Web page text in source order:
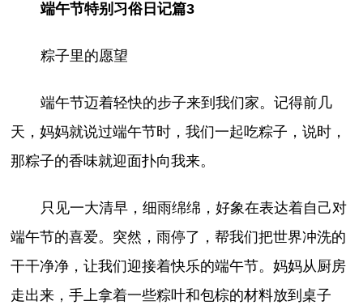
端午节特别习俗日记篇3
粽子里的愿望
端午节迈着轻快的步子来到我们家。记得前几
天，妈妈就说过端午节时，我们一起吃粽子，说时，
那粽子的香味就迎面扑向我来。
只见一大清早，细雨绵绵，好象在表达着自己对
端午节的喜爱。突然，雨停了，帮我们把世界冲洗的
干干净净，让我们迎接着快乐的端午节。妈妈从厨房
走出来，手上拿着一些粽叶和包棕的材料放到桌子